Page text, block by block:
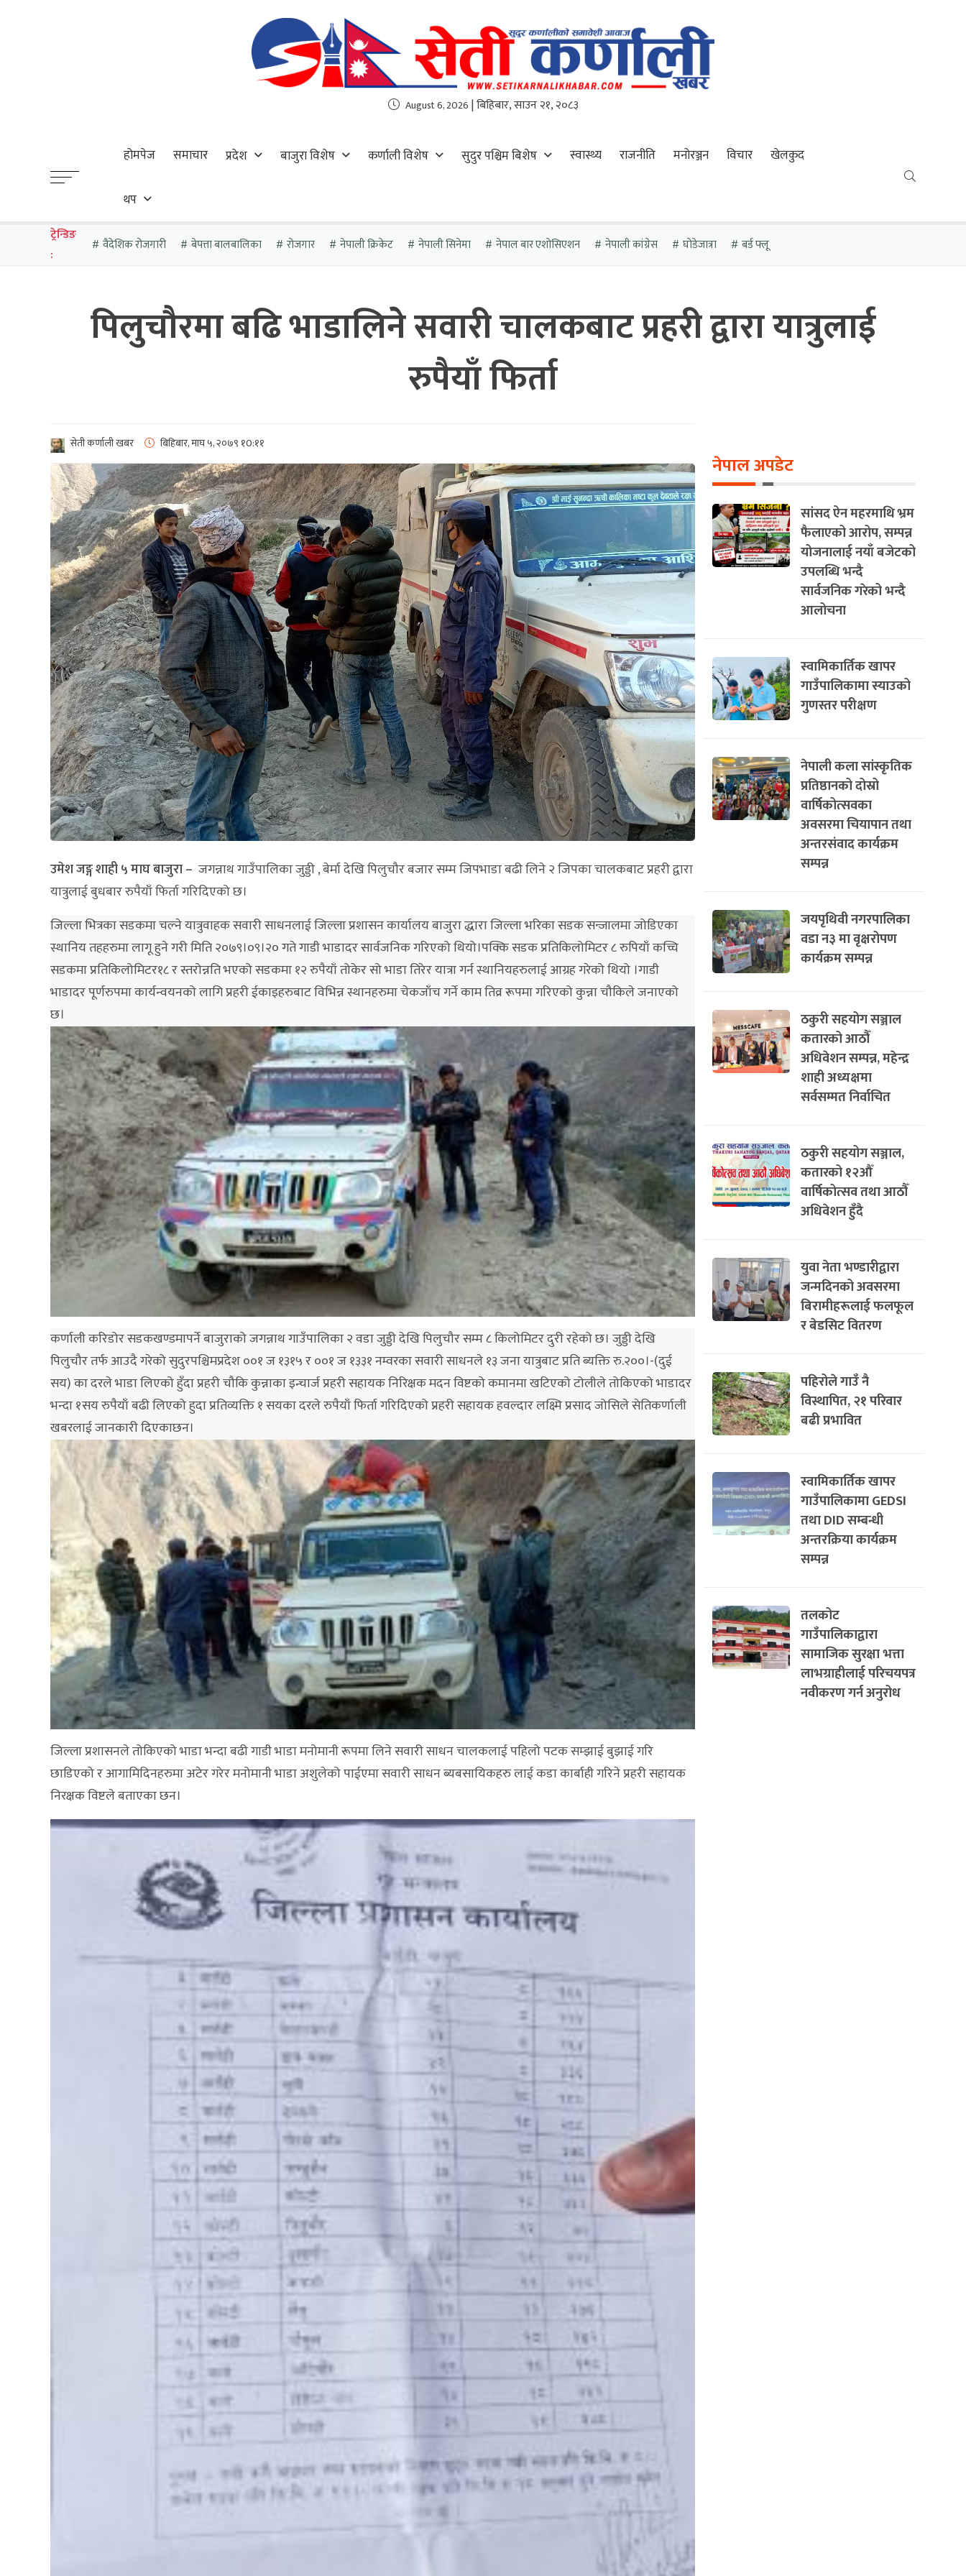
August 6, 2026 | बिहिबार, साउन २१, २०८३
होमपेज समाचार प्रदेश बाजुरा विशेष कर्णाली विशेष सुदुर पश्चिम बिशेष स्वास्थ्य राजनीति मनोरञ्जन विचार खेलकुद
थप
ट्रेन्डिङ
:
वैदेशिक रोजगारी बेपत्ता बालबालिका रोजगार नेपाली क्रिकेट नेपाली सिनेमा नेपाल बार एशोसिएशन नेपाली कांग्रेस घोडेजात्रा बर्ड फ्लू
पिलुचौरमा बढि भाडालिने सवारी चालकबाट प्रहरी द्वारा यात्रुलाई
रुपैयाँ फिर्ता
सेती कर्णाली खबर बिहिबार, माघ ५, २०७९ १0:११
उमेश जङ्ग शाही ५ माघ बाजुरा – जगन्नाथ गाउँपालिका जुड्डी , बेर्मा देखि पिलुचौर बजार सम्म जिपभाडा बढी लिने २ जिपका चालकबाट प्रहरी द्वारा
यात्रुलाई बुधबार रुपैयाँ फिर्ता गरिदिएको छ।
जिल्ला भित्रका सडकमा चल्ने यात्रुवाहक सवारी साधनलाई जिल्ला प्रशासन कार्यालय बाजुरा द्धारा जिल्ला भरिका सडक सन्जालमा जोडिएका
स्थानिय तहहरुमा लागू हुने गरी मिति २०७९।०९।२० गते गाडी भाडादर सार्वजनिक गरिएको थियो।पक्कि सडक प्रतिकिलोमिटर ८ रुपियाँ कच्चि
सडकमा प्रतिकिलोमिटर१८ र स्तरोन्नति भएको सडकमा १२ रुपैयाँ तोकेर सो भाडा तिरेर यात्रा गर्न स्थानियहरुलाई आग्रह गरेको थियो ।गाडी
भाडादर पूर्णरुपमा कार्यन्वयनको लागि प्रहरी ईकाइहरुबाट विभिन्न स्थानहरुमा चेकजाँच गर्ने काम तिव्र रूपमा गरिएको कुन्ना चौकिले जनाएको
छ।
कर्णाली करिडोर सडकखण्डमापर्ने बाजुराको जगन्नाथ गाउँपालिका २ वडा जुड्डी देखि पिलुचौर सम्म ८ किलोमिटर दुरी रहेको छ। जुड्डी देखि
पिलुचौर तर्फ आउदै गरेको सुदुरपश्चिमप्रदेश ००१ ज १३१५ र ००१ ज १३३१ नम्वरका सवारी साधनले १३ जना यात्रुबाट प्रति ब्यक्ति रु.२००।-(दुई
सय) का दरले भाडा लिएको हुँदा प्रहरी चौकि कुन्नाका इन्चार्ज प्रहरी सहायक निरिक्षक मदन विष्टको कमानमा खटिएको टोलीले तोकिएको भाडादर
भन्दा १सय रुपैयाँ बढी लिएको हुदा प्रतिव्यक्ति १ सयका दरले रुपैयाँ फिर्ता गरिदिएको प्रहरी सहायक हवल्दार लक्ष्मि प्रसाद जोसिले सेतिकर्णाली
खबरलाई जानकारी दिएकाछन।
जिल्ला प्रशासनले तोकिएको भाडा भन्दा बढी गाडी भाडा मनोमानी रूपमा लिने सवारी साधन चालकलाई पहिलो पटक सम्झाई बुझाई गरि
छाडिएको र आगामिदिनहरुमा अटेर गरेर मनोमानी भाडा अशुलेको पाईएमा सवारी साधन ब्यबसायिकहरु लाई कडा कार्बाही गरिने प्रहरी सहायक
निरक्षक विष्टले बताएका छन।
नेपाल अपडेट
सांसद ऐन महरमाथि भ्रम
फैलाएको आरोप, सम्पन्न
योजनालाई नयाँ बजेटको
उपलब्धि भन्दै
सार्वजनिक गरेको भन्दै
आलोचना
स्वामिकार्तिक खापर
गाउँपालिकामा स्याउको
गुणस्तर परीक्षण
नेपाली कला सांस्कृतिक
प्रतिष्ठानको दोस्रो
वार्षिकोत्सवका
अवसरमा चियापान तथा
अन्तरसंवाद कार्यक्रम
सम्पन्न
जयपृथिवी नगरपालिका
वडा न३ मा वृक्षरोपण
कार्यक्रम सम्पन्न
ठकुरी सहयोग सञ्जाल
कतारको आठौँ
अधिवेशन सम्पन्न, महेन्द्र
शाही अध्यक्षमा
सर्वसम्मत निर्वाचित
ठकुरी सहयोग सञ्जाल,
कतारको १२औँ
वार्षिकोत्सव तथा आठौँ
अधिवेशन हुँदै
युवा नेता भण्डारीद्वारा
जन्मदिनको अवसरमा
बिरामीहरूलाई फलफूल
र बेडसिट वितरण
पहिरोले गाउँ नै
विस्थापित, २१ परिवार
बढी प्रभावित
स्वामिकार्तिक खापर
गाउँपालिकामा GEDSI
तथा DID सम्बन्धी
अन्तरक्रिया कार्यक्रम
सम्पन्न
तलकोट
गाउँपालिकाद्वारा
सामाजिक सुरक्षा भत्ता
लाभग्राहीलाई परिचयपत्र
नवीकरण गर्न अनुरोध